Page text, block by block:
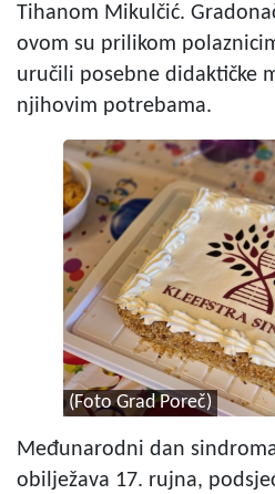
Tihanom Mikulčić.
ovom su prilikom
uručili posebne didaktičke
njihovim potrebama.
(Foto Grad Poreč)
Međunarodni dan
obilježava 17. rujna,